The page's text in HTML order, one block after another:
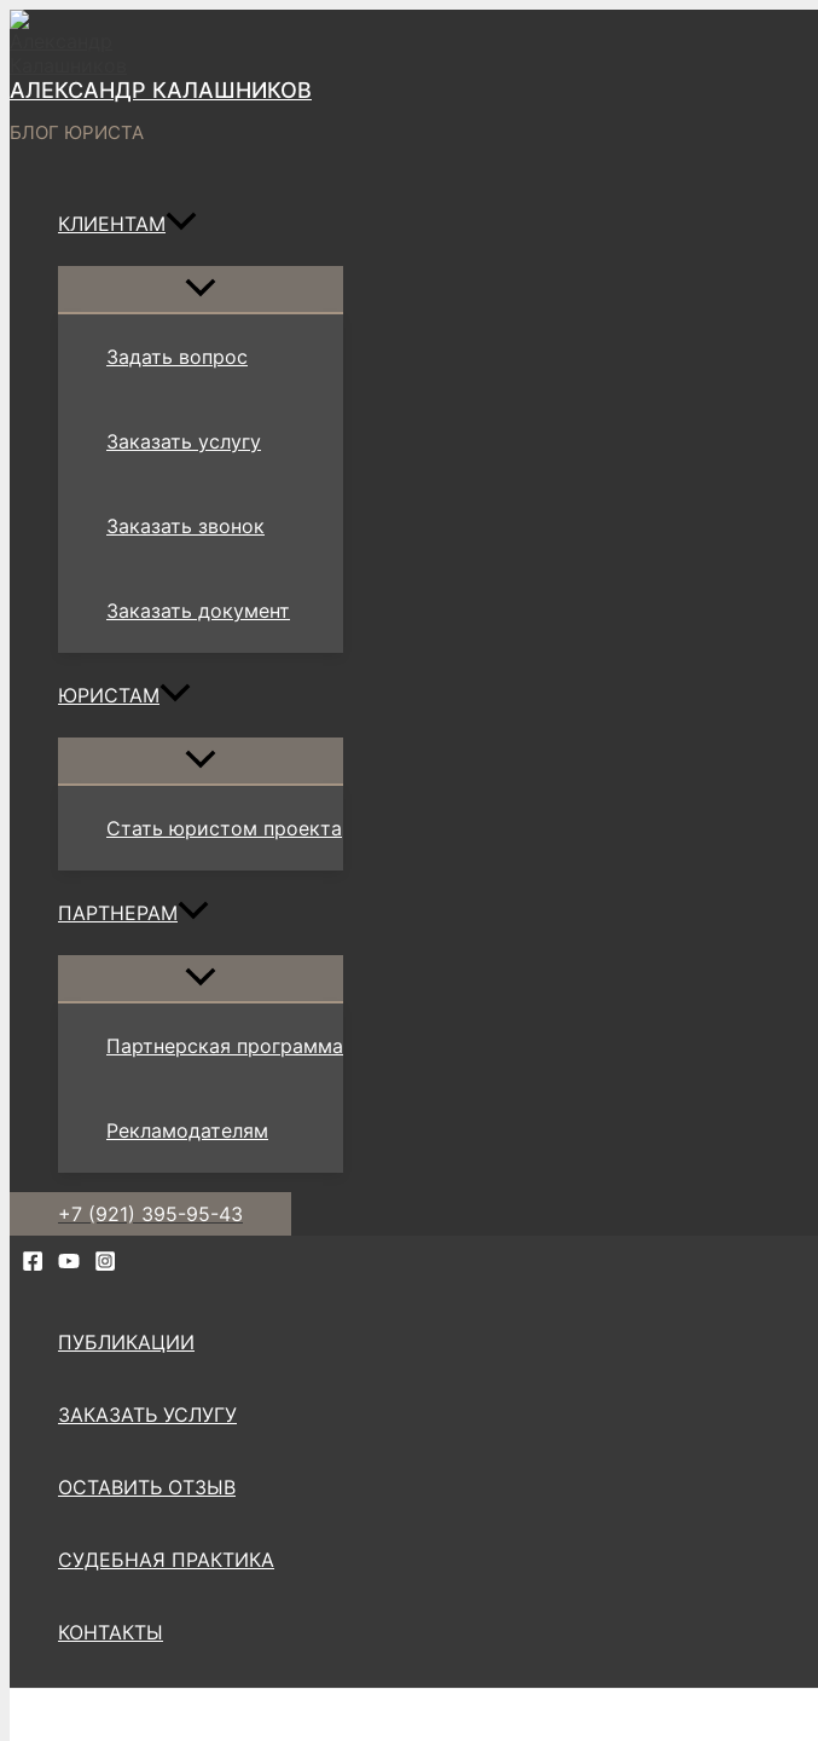
Перейти
АЛЕКСАНДР КАЛАШНИКОВ
БЛОГ ЮРИСТА
КЛИЕНТАМ
Переключатель
меню
Задать вопрос
Заказать услугу
Заказать звонок
Заказать документ
ЮРИСТАМ
Переключатель
меню
Стать юристом проекта
ПАРТНЕРАМ
Переключатель
меню
Партнерская программа
Рекламодателям
+7 (921) 395-95-43
ПУБЛИКАЦИИ
ЗАКАЗАТЬ УСЛУГУ
ОСТАВИТЬ ОТЗЫВ
СУДЕБНАЯ ПРАКТИКА
КОНТАКТЫ